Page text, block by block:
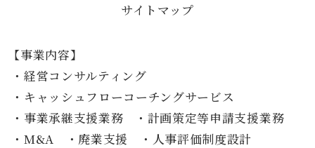
サイトマップ
事業内容
経営コンサルティング
キャッシュフローコーチングサービス
事業承継支援業務
計画策定等申請支援業務
M&A
廃業支援 人事評価制度設計